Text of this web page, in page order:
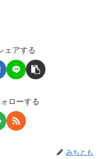
ェアする
ローする
みちとも